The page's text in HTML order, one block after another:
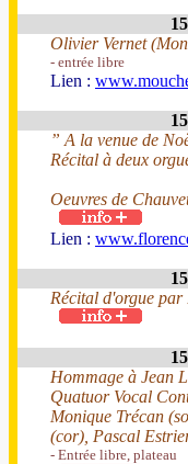
Olivier Vernet
- entrée libre
Lien :
” A la venue de
Récital à deux
Oeuvres de
Lien :
Récital d'orgue
Hommage à Jean
Quatuor Vocal
Monique Trécan
(cor), Pascal
- Entrée libre, plateau